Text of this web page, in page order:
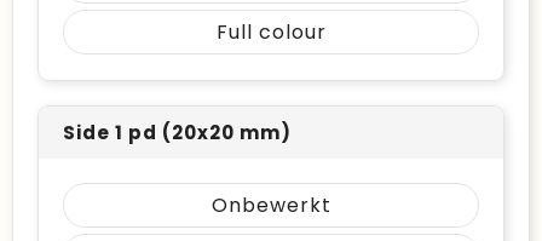
Full colour
Side 1 pd (20x20 mm)
Onbewerkt